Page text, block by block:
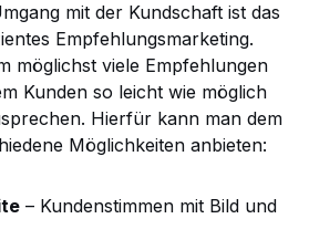
mit der Kundschaft ist das
Empfehlungsmarketing.
möglichst viele Empfehlungen
Kunden so leicht wie möglich
Hierfür kann man dem
Möglichkeiten anbieten:
– Kundenstimmen mit Bild und